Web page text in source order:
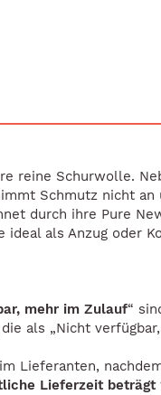
reine Schurwolle.
Schmutz nicht
durch ihre Pure
als Anzug oder
mehr im Zulauf“
als „Nicht
Lieferanten,
Lieferzeit beträgt